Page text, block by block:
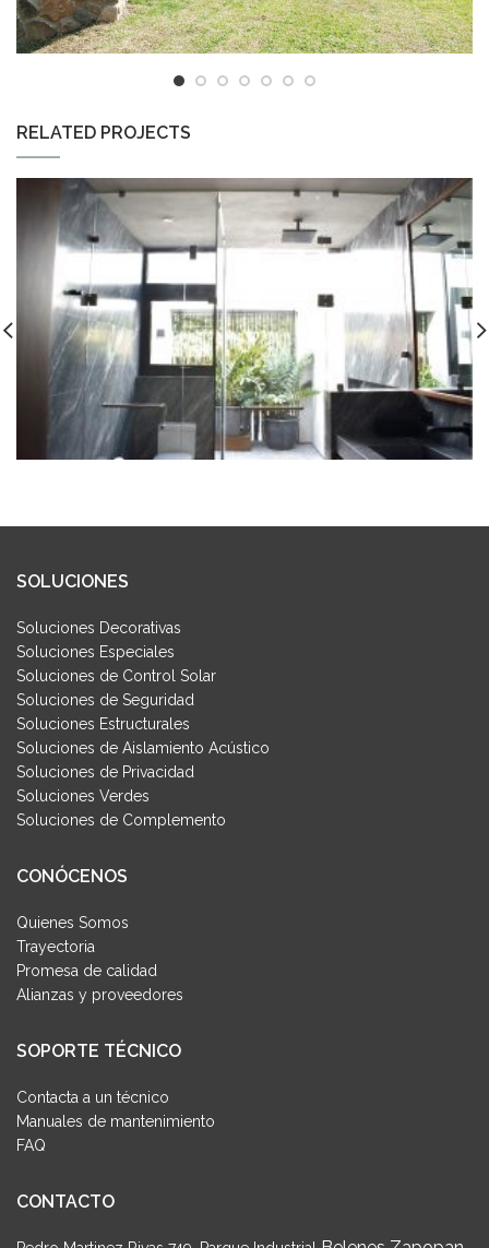
RELATED PROJECTS
SOLUCIONES
Soluciones Decorativas
Soluciones Especiales
Soluciones de Control Solar
Soluciones de Seguridad
Soluciones Estructurales
Soluciones de Aislamiento Acústico
Soluciones de Privacidad
Soluciones Verdes
Soluciones de Complemento
CONÓCENOS
Quienes Somos
Trayectoria
Promesa de calidad
Alianzas y proveedores
SOPORTE TÉCNICO
Contacta a un técnico
Manuales de mantenimiento
FAQ
CONTACTO